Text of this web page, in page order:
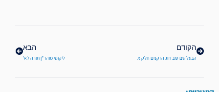
הקודם
הבעל שם טוב וזוג הזקנים חלק א
הבא
ליקוטי מוהר"ן תורה לא'